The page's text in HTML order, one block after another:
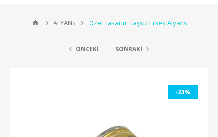
ALYANS Özel Tasarım Taşsız Erkek Alyans
ÖNCEKİ SONRAKİ
-23%